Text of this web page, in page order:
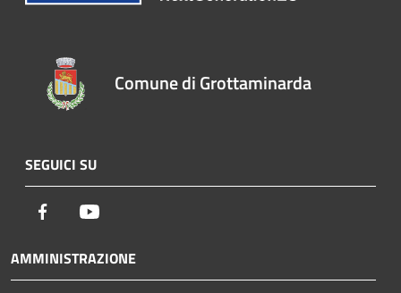
Comune di Grottaminarda
SEGUICI SU
Facebook
AMMINISTRAZIONE